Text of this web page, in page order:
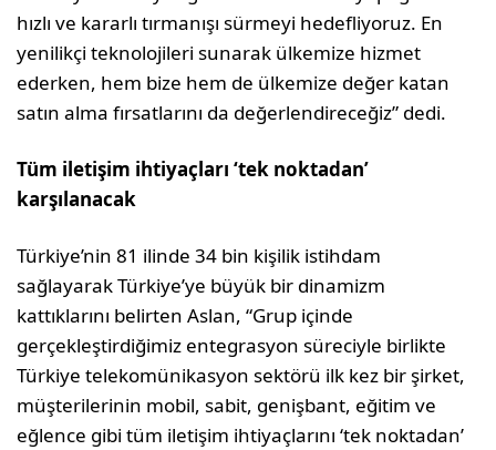
hızlı ve kararlı tırmanışı sürmeyi hedefliyoruz. En
yenilikçi teknolojileri sunarak ülkemize hizmet
ederken, hem bize hem de ülkemize değer katan
satın alma fırsatlarını da değerlendireceğiz” dedi.
Tüm iletişim ihtiyaçları ‘tek noktadan’
karşılanacak
Türkiye’nin 81 ilinde 34 bin kişilik istihdam
sağlayarak Türkiye’ye büyük bir dinamizm
kattıklarını belirten Aslan, “Grup içinde
gerçekleştirdiğimiz entegrasyon süreciyle birlikte
Türkiye telekomünikasyon sektörü ilk kez bir şirket,
müşterilerinin mobil, sabit, genişbant, eğitim ve
eğlence gibi tüm iletişim ihtiyaçlarını ‘tek noktadan’